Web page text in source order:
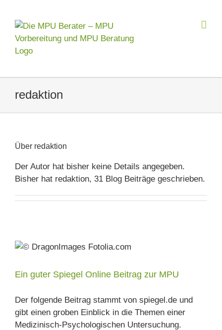
Inhalt
springen
redaktion
Über redaktion
Der Autor hat bisher keine Details angegeben.
Bisher hat redaktion, 31 Blog Beiträge geschrieben.
Ein guter Spiegel Online Beitrag zur MPU
Der folgende Beitrag stammt von spiegel.de und
gibt einen groben Einblick in die Themen einer
Medizinisch-Psychologischen Untersuchung.